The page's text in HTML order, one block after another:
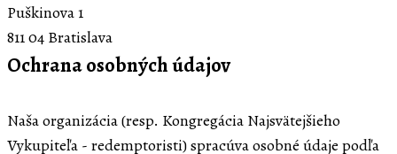
Puškinova 1
811 04 Bratislava
Ochrana osobných údajov
Naša organizácia (resp. Kongregácia Najsvätejšieho
Vykupiteľa - redemptoristi) spracúva osobné údaje podľa